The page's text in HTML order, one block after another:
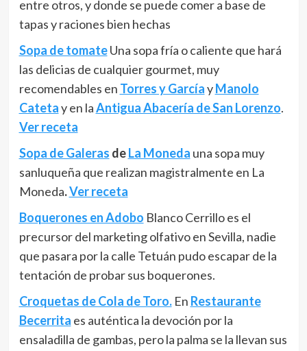
entre otros, y donde se puede comer a base de
tapas y raciones bien hechas
Sopa de tomate Una sopa fría o caliente que hará
las delicias de cualquier gourmet, muy
recomendables en Torres y GarcíayManolo
Catetay en laAntigua Abacería de San Lorenzo.
Ver receta
Sopa de Galeras deLa Moneda una sopa muy
sanluqueña que realizan magistralmente en La
Moneda.Ver receta
Boquerones en Adobo Blanco Cerrillo es el
precursor del marketing olfativo en Sevilla, nadie
que pasara por la calle Tetuán pudo escapar de la
tentación de probar sus boquerones.
Croquetas de Cola de Toro.En Restaurante
Becerrita es auténtica la devoción por la
ensaladilla de gambas, pero la palma se la llevan sus